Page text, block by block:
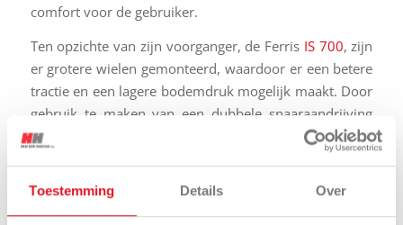
Toestemming Details Over
comfort voor de gebruiker.
Ten opzichte van zijn voorganger, de Ferris IS 700, zijn
er grotere wielen gemonteerd, waardoor er een betere
tractie en een lagere bodemdruk mogelijk maakt. Door
gebruik te maken van een dubbele snaaraandrijving
van de messen, is er minder kans op slippen en wordt
Het Amerikaanse merk Ferrisproduceert zero turn en
stand on maaiers voor de professionele markt. Ferris